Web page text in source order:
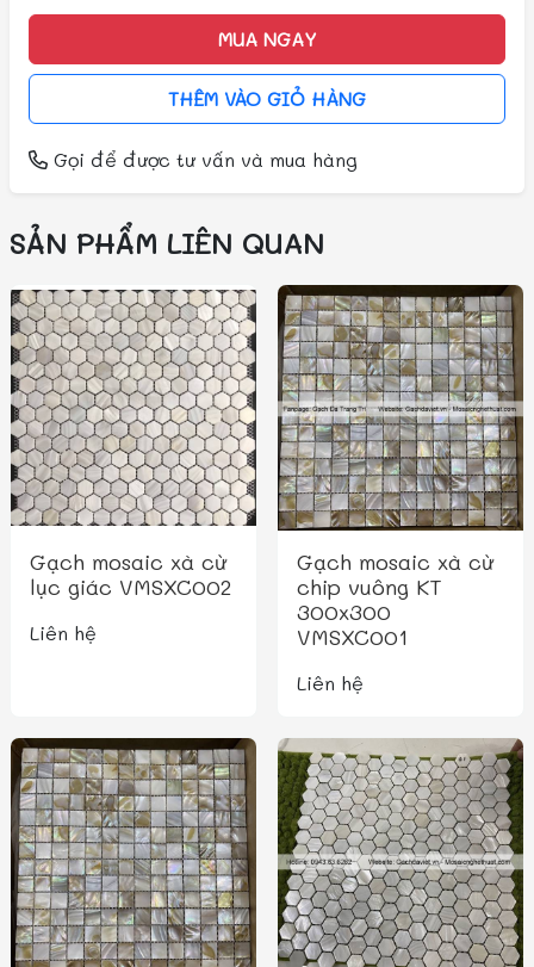
MUA NGAY
THÊM VÀO GIỎ HÀNG
Gọi để được tư vấn và mua hàng
SẢN PHẨM LIÊN QUAN
Gạch mosaic xà cừ
lục giác VMSXC002
Liên hệ
Gạch mosaic xà cừ
chip vuông KT
300x300
VMSXC001
Liên hệ